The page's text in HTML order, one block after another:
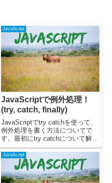
JavaScript
JavaScriptで例外処理！
(try, catch, finally)
JavaScriptでtry catchを使って、
例外処理を書く方法についてで
す。最初にtry catchについて解説
して、その次にfinallyについて書
いています。try catchの使い方
try catchを使うと、tryブロック
で例...
JavaScript